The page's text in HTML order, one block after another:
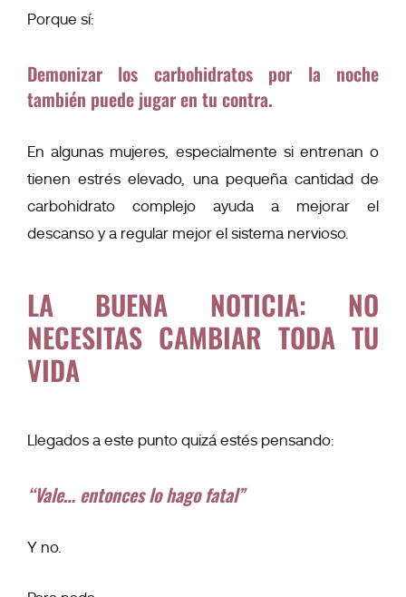
Porque sí:
Demonizar los carbohidratos por la noche
también puede jugar en tu contra.
En algunas mujeres, especialmente si entrenan o
tienen estrés elevado, una pequeña cantidad de
carbohidrato complejo ayuda a mejorar el
descanso y a regular mejor el sistema nervioso.
LA BUENA NOTICIA: NO
NECESITAS CAMBIAR TODA TU
VIDA
Llegados a este punto quizá estés pensando:
“Vale… entonces lo hago fatal”
Y no.